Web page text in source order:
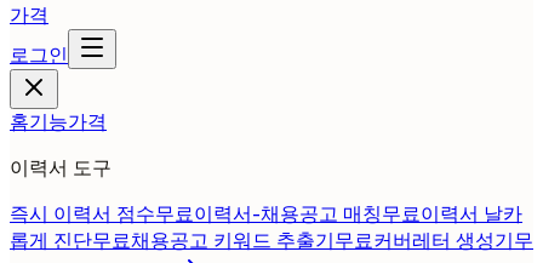
가격
로그인
홈기능가격
이력서 도구
즉시 이력서 점수무료이력서-채용공고 매칭무료이력서 날카
롭게 진단무료채용공고 키워드 추출기무료커버레터 생성기무